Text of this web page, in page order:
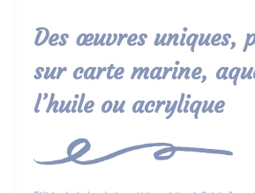
Des œuvres uniques,
sur carte marine,
l’huile ou acrylique